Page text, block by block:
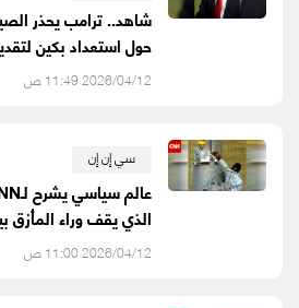
حول استعداد بكين
2026/04/12 11:49 ص
سي إن إن
الذي يقف وراء المأزق
2026/04/12 11:00 ص